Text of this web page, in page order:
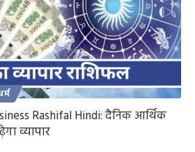
Rashifal Hindi: दैनिक आर्थिक
व्यापार